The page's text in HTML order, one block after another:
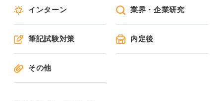
インターン 業界・企業研究
筆記試験対策 内定後
その他